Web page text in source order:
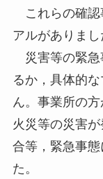
これらの確認
アルがありまし
災害等の緊急
るか，具体的
ん。事業所の
火災等の災害
合等，緊急事
た。